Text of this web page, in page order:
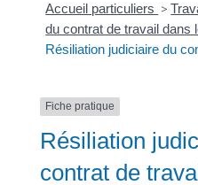
Accueil particuliers >
du contrat de travail dans
Résiliation judiciaire du
Fiche pratique
Résiliation
contrat de